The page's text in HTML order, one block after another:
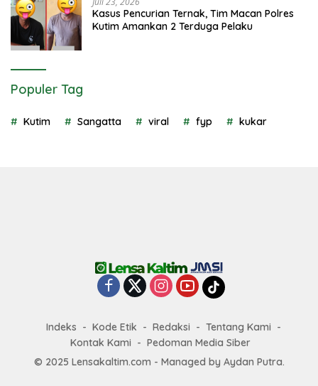
Kasus Pencurian Ternak, Tim Macan Polres
Kutim Amankan 2 Terduga Pelaku
Populer Tag
Kutim Sangatta viral fyp kukar
Indeks Kode Etik Redaksi
Tentang Kami
Kontak Kami
Pedoman Media Siber
© 2025 Lensakaltim.com - Managed by Aydan Putra.